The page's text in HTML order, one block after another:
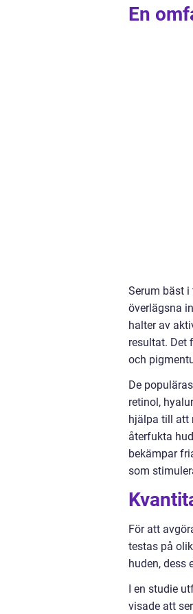
En
Serum bäst i
överlägsna
halter av
resultat. Det
och
De
retinol,
hjälpa till att
återfukta
bekämpar
som
För att
testas på
huden, dess
I en studie
visade att